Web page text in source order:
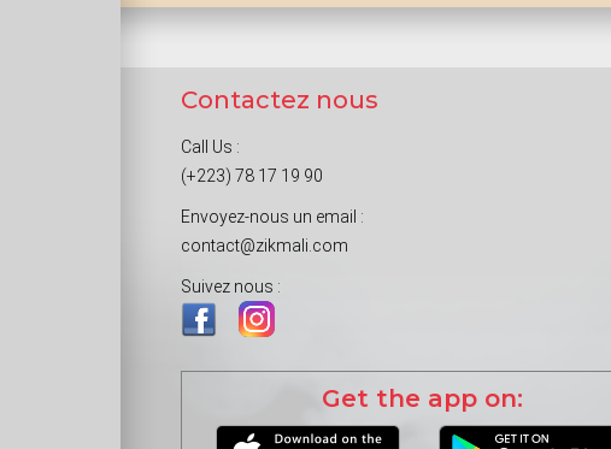
Contactez nous
Call Us :
(+223) 78 17 19 90
Envoyez-nous un email :
contact@zikmali.com
Suivez nous :
Get the app on: